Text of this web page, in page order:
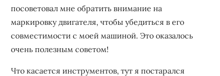
посоветовал мне обратить внимание на
маркировку двигателя, чтобы убедиться в его
совместимости с моей машиной. Это оказалось
очень полезным советом!
Что касается инструментов, тут я постарался